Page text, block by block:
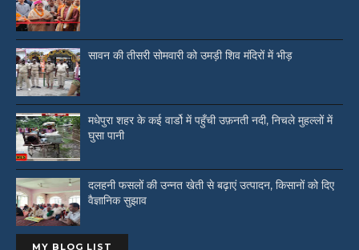
सावन की तीसरी सोमवारी को उमड़ी शिव मंदिरों में भीड़
मधेपुरा शहर के कई वार्डो में पहुँची उफ़नती नदी, निचले मुहल्लों में
घुसा पानी
दलहनी फसलों की उन्नत खेती से बढ़ाएं उत्पादन, किसानों को दिए
वैज्ञानिक सुझाव
MY BLOG LIST